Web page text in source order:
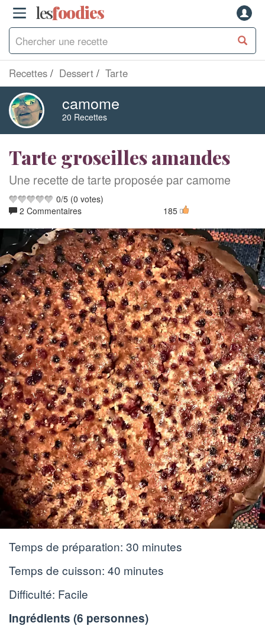
lesfoodies
Recettes Dessert Tarte
camome
20 Recettes
Tarte groseilles amandes
Une recette de tarte proposée par camome
0/5 (0 votes)
2 Commentaires
185
Temps de préparation: 30 minutes
Temps de cuisson: 40 minutes
Difficulté: Facile
Ingrédients (6 personnes)